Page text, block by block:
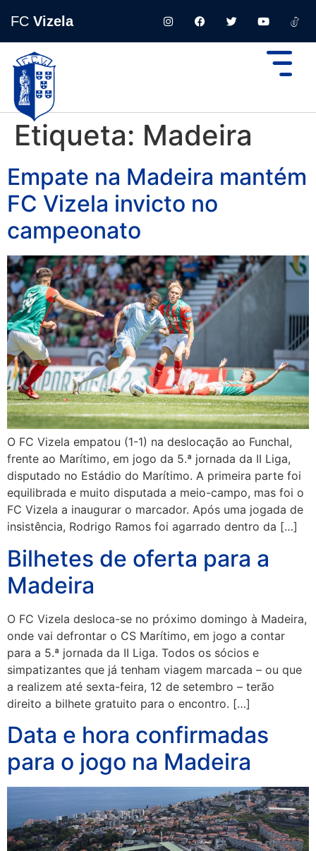
FC Vizela
Etiqueta: Madeira
Empate na Madeira mantém
FC Vizela invicto no
campeonato
O FC Vizela empatou (1-1) na deslocação ao Funchal,
frente ao Marítimo, em jogo da 5.ª jornada da II Liga,
disputado no Estádio do Marítimo. A primeira parte foi
equilibrada e muito disputada a meio-campo, mas foi o
FC Vizela a inaugurar o marcador. Após uma jogada de
insistência, Rodrigo Ramos foi agarrado dentro da […]
Bilhetes de oferta para a
Madeira
O FC Vizela desloca-se no próximo domingo à Madeira,
onde vai defrontar o CS Marítimo, em jogo a contar
para a 5.ª jornada da II Liga. Todos os sócios e
simpatizantes que já tenham viagem marcada – ou que
a realizem até sexta-feira, 12 de setembro – terão
direito a bilhete gratuito para o encontro. […]
Data e hora confirmadas
para o jogo na Madeira